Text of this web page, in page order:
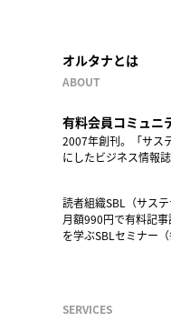
オルタナとは
ABOUT
有料会員コミュニ
2007年創刊。「サス
にしたビジネス情報誌
読者組織SBL（サス
月額990円で有料記
を学ぶSBLセミナー
SERVICES